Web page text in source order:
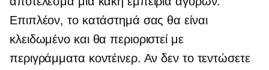
Επιπλέον, το κατάστημά σας θα είναι
κλειδωμένο και θα περιοριστεί με
περιγράμματα κοντέινερ. Αν δεν το τεντώσετε